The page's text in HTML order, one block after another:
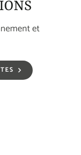
et